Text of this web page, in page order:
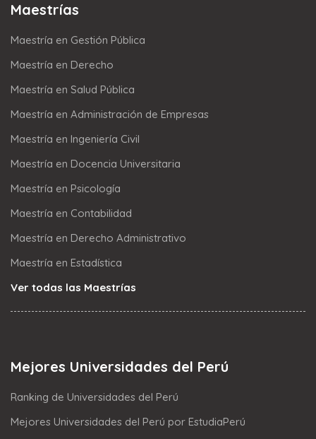
Maestrías
Maestría en Gestión Pública
Maestría en Derecho
Maestría en Salud Pública
Maestría en Administración de Empresas
Maestría en Ingeniería Civil
Maestría en Docencia Universitaria
Maestría en Psicología
Maestría en Contabilidad
Maestría en Derecho Administrativo
Maestría en Estadística
Ver todas las Maestrías
Mejores Universidades del Perú
Ranking de Universidades del Perú
Mejores Universidades del Perú por EstudiaPerú